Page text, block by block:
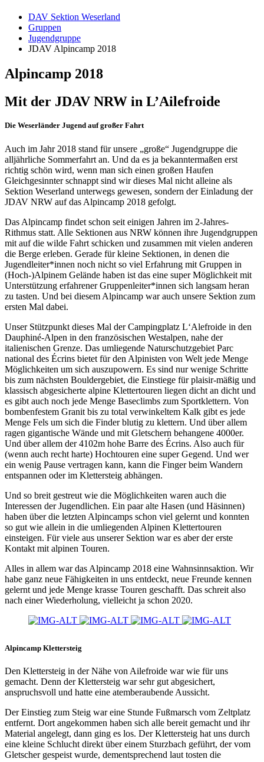
DAV Sektion Weserland
Gruppen
Jugendgruppe
JDAV Alpincamp 2018
Alpincamp 2018
Mit der JDAV NRW in L’Ailefroide
Die Weserländer Jugend auf großer Fahrt
Auch im Jahr 2018 stand für unsere „große“ Jugendgruppe die
alljährliche Sommerfahrt an. Und da es ja bekanntermaßen erst
richtig schön wird, wenn man sich einen großen Haufen
Gleichgesinnter schnappt sind wir dieses Mal nicht alleine als
Sektion Weserland unterwegs gewesen, sondern der Einladung der
JDAV NRW auf das Alpincamp 2018 gefolgt.
Das Alpincamp findet schon seit einigen Jahren im 2-Jahres-
Rithmus statt. Alle Sektionen aus NRW können ihre Jugendgruppen
mit auf die wilde Fahrt schicken und zusammen mit vielen anderen
die Berge erleben. Gerade für kleine Sektionen, in denen die
Jugendleiter*innen noch nicht so viel Erfahrung mit Gruppen in
(Hoch-)Alpinem Gelände haben ist das eine super Möglichkeit mit
Unterstützung erfahrener Gruppenleiter*innen sich langsam heran
zu tasten. Und bei diesem Alpincamp war auch unsere Sektion zum
ersten Mal dabei.
Unser Stützpunkt dieses Mal der Campingplatz L‘Alefroide in den
Dauphiné-Alpen in den französischen Westalpen, nahe der
italienischen Grenze. Das umliegende Naturschutzgebiet Parc
national des Écrins bietet für den Alpinisten von Welt jede Menge
Möglichkeiten um sich auszupowern. Es sind nur wenige Schritte
bis zum nächsten Bouldergebiet, die Einstiege für plaisir-mäßig und
klassisch abgesicherte alpine Klettertouren liegen dicht an dicht und
es gibt auch noch jede Menge Baseclimbs zum Sportklettern. Von
bombenfestem Granit bis zu total verwinkeltem Kalk gibt es jede
Menge Fels um sich die Finder blutig zu klettern. Und über allem
ragen gigantische Wände und mit Gletschern behangene 4000er.
Und über allem der 4102m hohe Barre des Écrins. Also auch für
(wenn auch recht harte) Hochtouren eine super Gegend. Und wer
ein wenig Pause vertragen kann, kann die Finger beim Wandern
entspannen oder im Klettersteig abhängen.
Und so breit gestreut wie die Möglichkeiten waren auch die
Interessen der Jugendlichen. Ein paar alte Hasen (und Häsinnen)
haben über die letzten Alpincamps schon viel gelernt und konnten
so gut wie allein in die umliegenden Alpinen Klettertouren
einsteigen. Für viele aus unserer Sektion war es aber der erste
Kontakt mit alpinen Touren.
Alles in allem war das Alpincamp 2018 eine Wahnsinnsaktion. Wir
habe ganz neue Fähigkeiten in uns entdeckt, neue Freunde kennen
gelernt und jede Menge krasse Touren geschafft. Das schreit also
nach einer Wiederholung, vielleicht ja schon 2020.
Alpincamp Klettersteig
Den Klettersteig in der Nähe von Ailefroide war wie für uns
gemacht. Denn der Klettersteig war sehr gut abgesichert,
anspruchsvoll und hatte eine atemberaubende Aussicht.
Der Einstieg zum Steig war eine Stunde Fußmarsch vom Zeltplatz
entfernt. Dort angekommen haben sich alle bereit gemacht und ihr
Material angelegt, dann ging es los. Der Klettersteig hat uns durch
eine kleine Schlucht direkt über einem Sturzbach geführt, der vom
Gletscher gespeist wurde, dementsprechend laut tosten die